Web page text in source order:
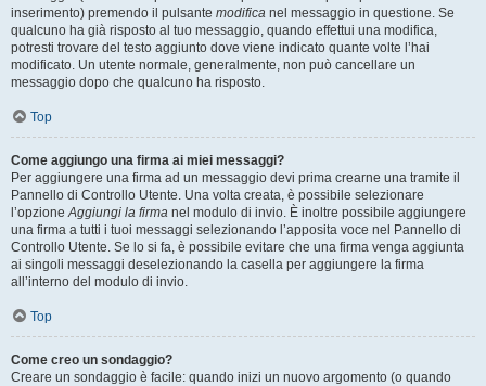
inserimento) premendo il pulsante modifica nel messaggio in questione. Se
qualcuno ha già risposto al tuo messaggio, quando effettui una modifica,
potresti trovare del testo aggiunto dove viene indicato quante volte l’hai
modificato. Un utente normale, generalmente, non può cancellare un
messaggio dopo che qualcuno ha risposto.
Top
Come aggiungo una firma ai miei messaggi?
Per aggiungere una firma ad un messaggio devi prima crearne una tramite il
Pannello di Controllo Utente. Una volta creata, è possibile selezionare
l’opzioneAggiungi la firma nel modulo di invio. È inoltre possibile aggiungere
una firma a tutti i tuoi messaggi selezionando l’apposita voce nel Pannello di
Controllo Utente. Se lo si fa, è possibile evitare che una firma venga aggiunta
ai singoli messaggi deselezionando la casella per aggiungere la firma
all’interno del modulo di invio.
Top
Come creo un sondaggio?
Creare un sondaggio è facile: quando inizi un nuovo argomento (o quando